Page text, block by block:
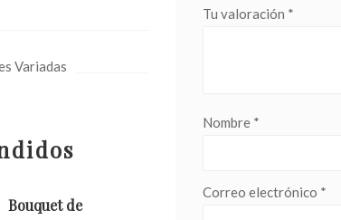
Variadas
Bouquet de
Tu valoración *
Nombre *
Correo electrónico *